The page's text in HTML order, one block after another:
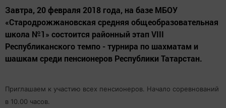
Завтра, 20 февраля 2018 года, на базе МБОУ
«Стародрожжановская средняя общеобразовательная
школа №1» состоится районный этап VIII
Республиканского темпо - турнира по шахматам и
шашкам среди пенсионеров Республики Татарстан.
Приглашаем к участию всех пенсионеров. Начало соревнований
в 10.00 часов.